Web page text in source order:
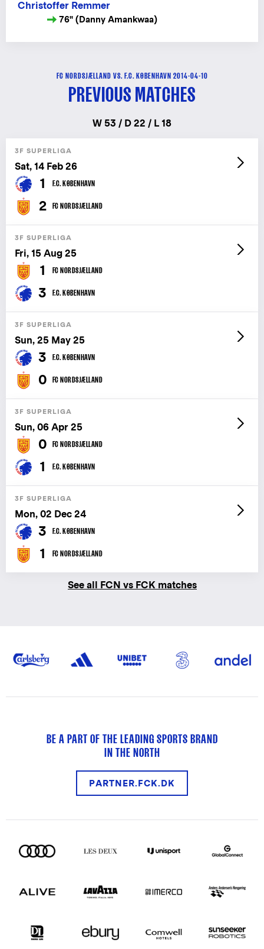
Christoffer Remmer
76" (Danny Amankwaa)
FC NORDSJÆLLAND VS. F.C. KØBENHAVN 2014-04-10
PREVIOUS MATCHES
W 53 / D 22 / L 18
3F SUPERLIGA
Sat, 14 Feb 26
1 F.C. KØBENHAVN
2 FC NORDSJÆLLAND
3F SUPERLIGA
Fri, 15 Aug 25
1 FC NORDSJÆLLAND
3 F.C. KØBENHAVN
3F SUPERLIGA
Sun, 25 May 25
3 F.C. KØBENHAVN
0 FC NORDSJÆLLAND
3F SUPERLIGA
Sun, 06 Apr 25
0 FC NORDSJÆLLAND
1 F.C. KØBENHAVN
3F SUPERLIGA
Mon, 02 Dec 24
3 F.C. KØBENHAVN
1 FC NORDSJÆLLAND
See all FCN vs FCK matches
BE A PART OF THE LEADING SPORTS BRAND
IN THE NORTH
PARTNER.FCK.DK